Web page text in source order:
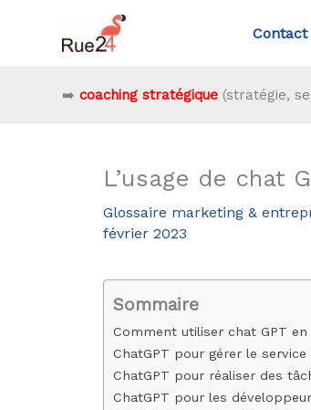
contenu
Contact
➡️ coaching stratégique(stratégie,
L’usage de chat
Glossaire marketing &
février 2023
Sommaire
Comment utiliser chat GPT
ChatGPT pour gérer le
ChatGPT pour réaliser des
ChatGPT pour les